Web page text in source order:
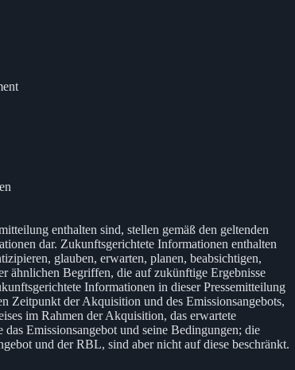
enthalten sind, stellen gemäß den geltenden
dar. Zukunftsgerichtete Informationen enthalten
glauben, erwarten, planen, beabsichtigen,
ähnlichen Begriffen, die auf zukünftige Ergebnisse
Informationen in dieser Pressemitteilung
Zeitpunkt der Akquisition und des Emissionsangebots,
im Rahmen der Akquisition, das erwartete
Emissionsangebot und seine Bedingungen; die
und der RBL, sind aber nicht auf diese beschränkt.